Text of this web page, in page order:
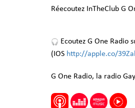
Réecoutez InTheClub G
Ecoutez G One Radio
(IOS http://apple.co/
G One Radio, la radio